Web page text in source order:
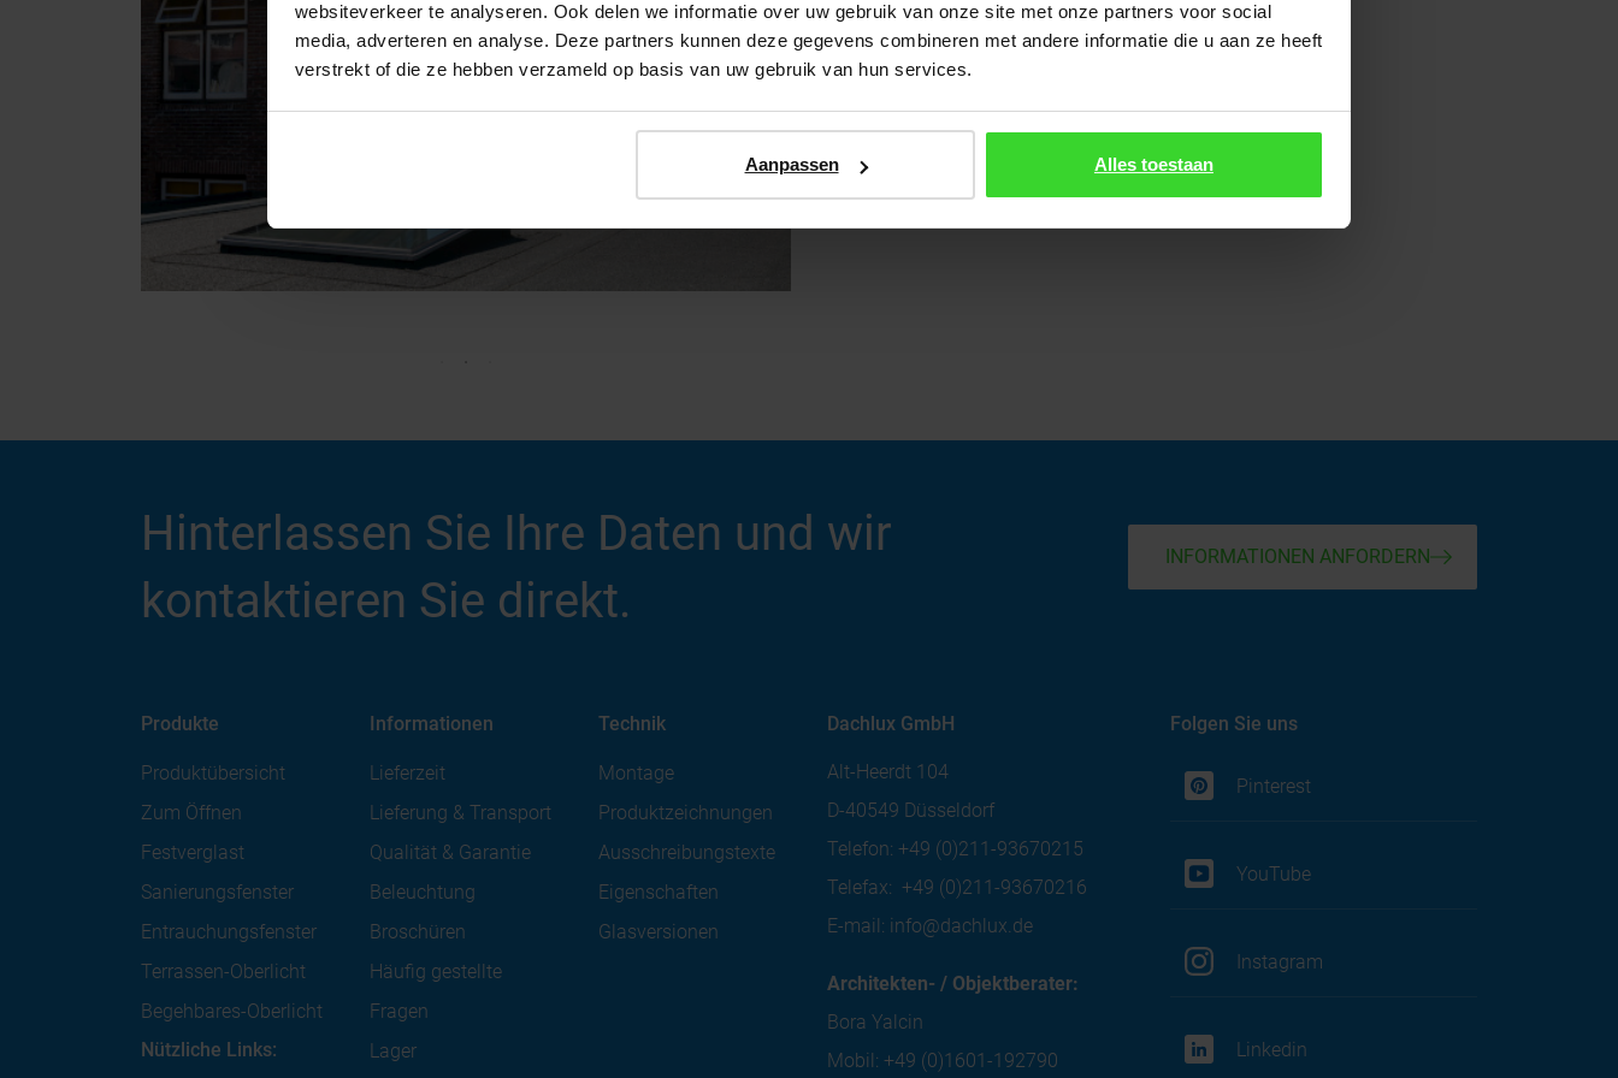
websiteverkeer te analyseren. Ook delen we informatie over uw gebruik van onze site met onze partners voor social
media, adverteren en analyse. Deze partners kunnen deze gegevens combineren met andere informatie die u aan ze heeft
verstrekt of die ze hebben verzameld op basis van uw gebruik van hun services.
Aanpassen Alles toestaan
INNERHALB VAN 4 WOCHEN LIEFERBAR →
Hinterlassen Sie Ihre Daten und wir
kontaktieren Sie direkt.
INFORMATIONEN ANFORDERN
Produkte
Produktübersicht
Zum Öffnen
Festverglast
Sanierungsfenster
Entrauchungsfenster
Terrassen-Oberlicht
Begehbares-Oberlicht
Nützliche Links:
Informationen
Lieferzeit
Lieferung & Transport
Qualität & Garantie
Beleuchtung
Broschüren
Häufig gestellte
Fragen
Lager
Technik
Montage
Produktzeichnungen
Ausschreibungstexte
Eigenschaften
Glasversionen
Dachlux GmbH
Alt-Heerdt 104
D-40549 Düsseldorf
Telefon: +49 (0)211-93670215
Telefax: +49 (0)211-93670216
E-mail: info@dachlux.de
Architekten- / Objektberater:
Bora Yalcin
Mobil: +49 (0)1601-192790
Folgen Sie uns
Pinterest
YouTube
Instagram
Linkedin